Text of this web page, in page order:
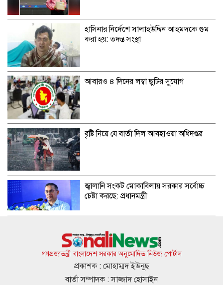
হাসিনার নির্দেশে সালাহউদ্দিন আহমদকে গুম
করা হয়: তদন্ত সংস্থা
আবারও ৪ দিনের লম্বা ছুটির সুযোগ
বৃষ্টি নিয়ে যে বার্তা দিল আবহাওয়া অধিদপ্তর
জ্বালানি সংকট মোকাবিলায় সরকার সর্বোচ্চ
চেষ্টা করছে: প্রধানমন্ত্রী
যুক্তরাষ্ট্র-ইসরাইলের আগ্রাসন মোকাবিলায়
মুসলিম ‘ঐক্যের’ ডাক ইরানের
গণপ্রজাতন্ত্রী বাংলাদেশ সরকার অনুমোদিত নিউজ পোর্টাল
প্রকাশক : মোহাম্মদ ইউনুছ
বার্তা সম্পাদক : সাজ্জাদ হোসাইন